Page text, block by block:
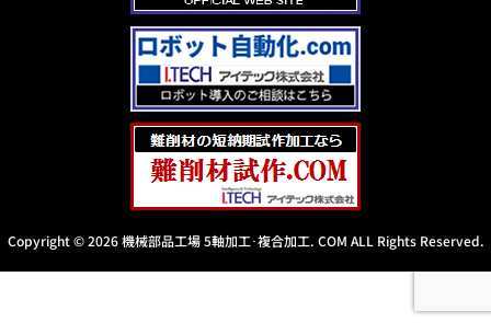
Copyright © 2026 機械部品工場 5軸加工･複合加工. COM ALL Rights Reserved.